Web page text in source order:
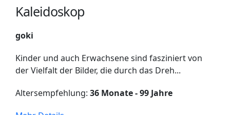
Kaleidoskop
goki
Kinder und auch Erwachsene sind fasziniert von
der Vielfalt der Bilder, die durch das Dreh...
Altersempfehlung: 36 Monate - 99 Jahre